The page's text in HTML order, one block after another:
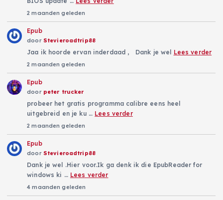
2 maanden geleden
Epub
door Stevieroadtrip88
Jaa ik hoorde ervan inderdaad , Dank je wel Lees verder
2 maanden geleden
Epub
door peter trucker
probeer het gratis programma calibre eens heel
uitgebreid en je ku … Lees verder
2 maanden geleden
Epub
door Stevieroadtrip88
Dank je wel .Hier voor.Ik ga denk ik die EpubReader for
windows ki … Lees verder
4 maanden geleden